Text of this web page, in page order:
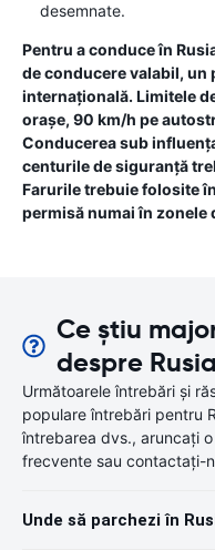
desemnate.
Pentru a conduce în
de conducere valabil, un
internațională. Limitele
orașe, 90 km/h pe
Conducerea sub
centurile de siguranță
Farurile trebuie folosite
permisă numai în zonele
Ce știu
despre
Următoarele întrebări și
populare întrebări pentru
întrebarea dvs., aruncați
frecvente sau contactați-
Unde să parchezi în